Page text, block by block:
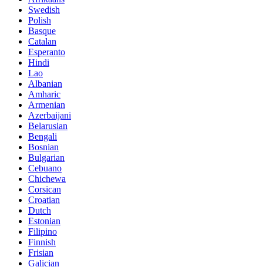
Swedish
Polish
Basque
Catalan
Esperanto
Hindi
Lao
Albanian
Amharic
Armenian
Azerbaijani
Belarusian
Bengali
Bosnian
Bulgarian
Cebuano
Chichewa
Corsican
Croatian
Dutch
Estonian
Filipino
Finnish
Frisian
Galician